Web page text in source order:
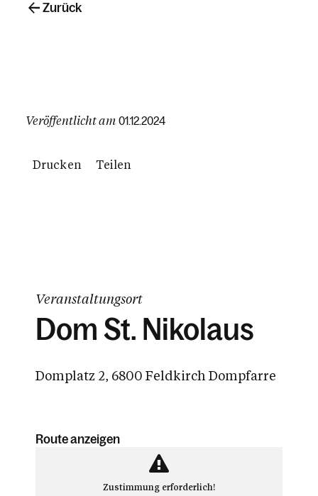
Veröffentlicht am 01.12.2024
Drucken Teilen
Zurück
Veranstaltungsort
Dom St. Nikolaus
Domplatz 2, 6800 Feldkirch Dompfarre
Route anzeigen
Zustimmung erforderlich!